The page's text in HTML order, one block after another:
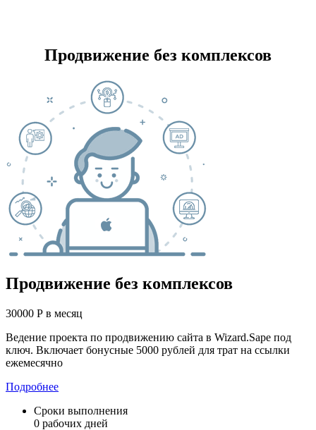
Продвижение без комплексов
Продвижение без комплексов
30000 Р в месяц
Ведение проекта по продвижению сайта в Wizard.Sape под
ключ. Включает бонусные 5000 рублей для трат на ссылки
ежемесячно
Подробнее
Сроки выполнения
0 рабочих дней